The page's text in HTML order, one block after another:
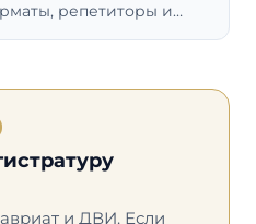
репетиторы и
и ДВИ. Если